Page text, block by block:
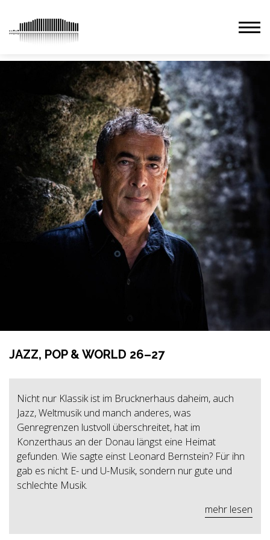
JAZZ, POP & WORLD 26–27
Nicht nur Klassik ist im Brucknerhaus daheim, auch
Jazz, Weltmusik und manch anderes, was
Genregrenzen lustvoll überschreitet, hat im
Konzerthaus an der Donau längst eine Heimat
gefunden. Wie sagte einst Leonard Bernstein? Für ihn
gab es nicht E- und U-Musik, sondern nur gute und
schlechte Musik.
mehr lesen